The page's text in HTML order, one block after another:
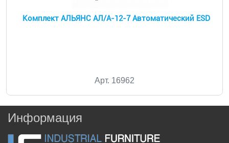
Комплект АЛЬЯНС АЛ/А-12-7 Автоматический ESD
Арт. 16962
Информация